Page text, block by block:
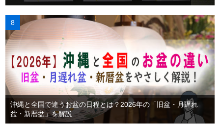
沖縄と全国で違うお盆の日程とは？2026年の「旧盆・月遅れ
盆・新暦盆」を解説